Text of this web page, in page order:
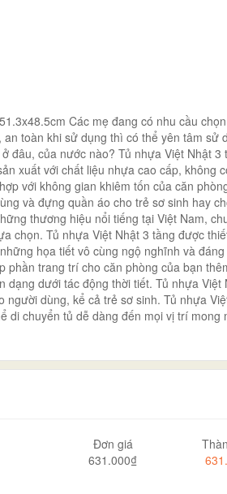
Các mẹ đang có nhu cầu
toàn khi sử dụng thì có thể yên tâm sử
đâu, của nước nào? Tủ nhựa Việt Nhật 3
xuất với chất liệu nhựa cao cấp, không
với không gian khiêm tốn của căn
và đựng quần áo cho trẻ sơ sinh hay
thương hiệu nổi tiếng tại Việt Nam,
chọn. Tủ nhựa Việt Nhật 3 tầng được
họa tiết vô cùng ngộ nghĩnh và đáng
phần trang trí cho căn phòng của bạn
dưới tác động thời tiết. Tủ nhựa Việt
dùng, kể cả trẻ sơ sinh. Tủ nhựa
di chuyển tủ dễ dàng đến mọi vị trí mong
Đơn giá
631.000₫